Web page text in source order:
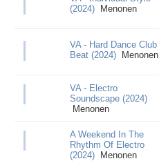
(2024)
Menonen
VA - Hard Dance Club
Beat (2024)
Menonen
VA - Electro
Soundscape (2024)
Menonen
A Weekend In The
Rhythm Of Electro
(2024)
Menonen